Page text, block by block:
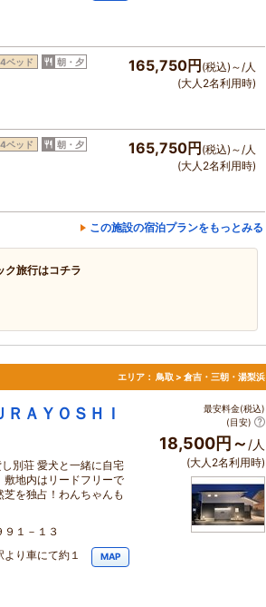
4ベッド 朝・夕 165,750円 (税込)～/人
(大人2名利用時)
4ベッド 朝・夕 165,750円 (税込)～/人
(大人2名利用時)
この施設の宿泊プランをもっとみる
ク旅行はコチラ
エリア： 鳥取 > 倉吉・三朝・湯梨浜
ＡＹＯＳＨＩ
別荘 愛犬と一緒に自宅
敷地内はリードフリーで
を独占！わんちゃんも
１－１３
り車にて約１
MAP
最安料金(税込)
(目安)
18,500円～ /人
(大人2名利用時)